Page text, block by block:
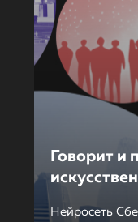
Говорит и
Нейросеть